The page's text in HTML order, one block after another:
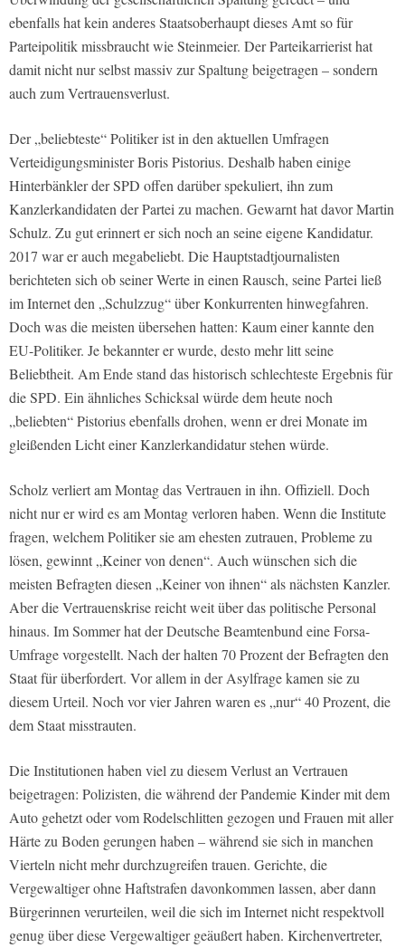
ebenfalls hat kein anderes Staatsoberhaupt dieses Amt so für
Parteipolitik missbraucht wie Steinmeier. Der Parteikarrierist hat
damit nicht nur selbst massiv zur Spaltung beigetragen – sondern
auch zum Vertrauensverlust.
Der „beliebteste“ Politiker ist in den aktuellen Umfragen
Verteidigungsminister Boris Pistorius. Deshalb haben einige
Hinterbänkler der SPD offen darüber spekuliert, ihn zum
Kanzlerkandidaten der Partei zu machen. Gewarnt hat davor Martin
Schulz. Zu gut erinnert er sich noch an seine eigene Kandidatur.
2017 war er auch megabeliebt. Die Hauptstadtjournalisten
berichteten sich ob seiner Werte in einen Rausch, seine Partei ließ
im Internet den „Schulzzug“ über Konkurrenten hinwegfahren.
Doch was die meisten übersehen hatten: Kaum einer kannte den
EU-Politiker. Je bekannter er wurde, desto mehr litt seine
Beliebtheit. Am Ende stand das historisch schlechteste Ergebnis für
die SPD. Ein ähnliches Schicksal würde dem heute noch
„beliebten“ Pistorius ebenfalls drohen, wenn er drei Monate im
gleißenden Licht einer Kanzlerkandidatur stehen würde.
Scholz verliert am Montag das Vertrauen in ihn. Offiziell. Doch
nicht nur er wird es am Montag verloren haben. Wenn die Institute
fragen, welchem Politiker sie am ehesten zutrauen, Probleme zu
lösen, gewinnt „Keiner von denen“. Auch wünschen sich die
meisten Befragten diesen „Keiner von ihnen“ als nächsten Kanzler.
Aber die Vertrauenskrise reicht weit über das politische Personal
hinaus. Im Sommer hat der Deutsche Beamtenbund eine Forsa-
Umfrage vorgestellt. Nach der halten 70 Prozent der Befragten den
Staat für überfordert. Vor allem in der Asylfrage kamen sie zu
diesem Urteil. Noch vor vier Jahren waren es „nur“ 40 Prozent, die
dem Staat misstrauten.
Die Institutionen haben viel zu diesem Verlust an Vertrauen
beigetragen: Polizisten, die während der Pandemie Kinder mit dem
Auto gehetzt oder vom Rodelschlitten gezogen und Frauen mit aller
Härte zu Boden gerungen haben – während sie sich in manchen
Vierteln nicht mehr durchzugreifen trauen. Gerichte, die
Vergewaltiger ohne Haftstrafen davonkommen lassen, aber dann
Bürgerinnen verurteilen, weil die sich im Internet nicht respektvoll
genug über diese Vergewaltiger geäußert haben. Kirchenvertreter,